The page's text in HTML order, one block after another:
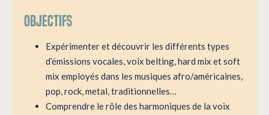
Objectifs
Expérimenter et découvrir les différents types
d’émissions vocales, voix belting, hard mix et soft
mix employés dans les musiques afro/américaines,
pop, rock, metal, traditionnelles…
Comprendre le rôle des harmoniques de la voix